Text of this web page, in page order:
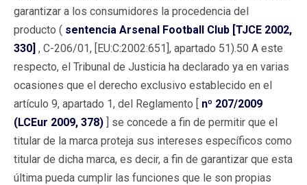
garantizar a los consumidores la procedencia del
producto ( sentencia Arsenal Football Club [TJCE 2002,
330] , C-206/01, [EU:C:2002:651], apartado 51).50 A este
respecto, el Tribunal de Justicia ha declarado ya en varias
ocasiones que el derecho exclusivo establecido en el
artículo 9, apartado 1, del Reglamento [ nº 207/2009
(LCEur 2009, 378) ] se concede a fin de permitir que el
titular de la marca proteja sus intereses específicos como
titular de dicha marca, es decir, a fin de garantizar que esta
última pueda cumplir las funciones que le son propias